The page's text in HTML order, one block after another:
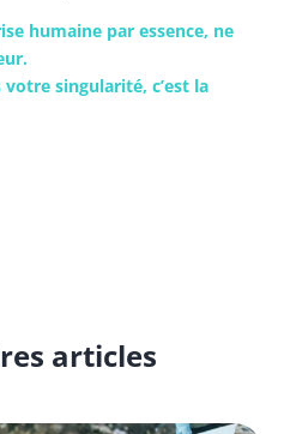
humaine par essence, ne
singularité, c’est la
articles